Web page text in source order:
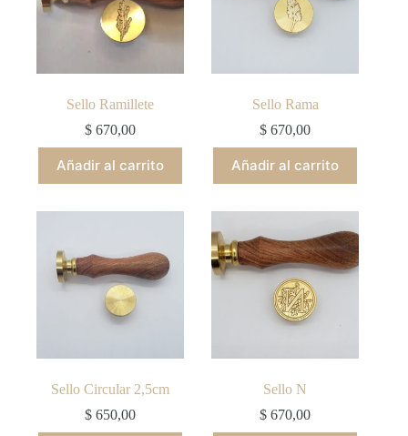
Sello Ramillete
$ 670,00
Añadir al carrito
Sello Rama
$ 670,00
Añadir al carrito
Sello Circular 2,5cm
$ 650,00
Sello N
$ 670,00